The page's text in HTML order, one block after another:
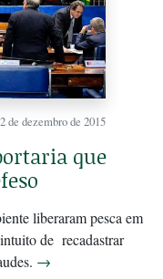
de dezembro de 2015
que
liberaram pesca em
de recadastrar
→